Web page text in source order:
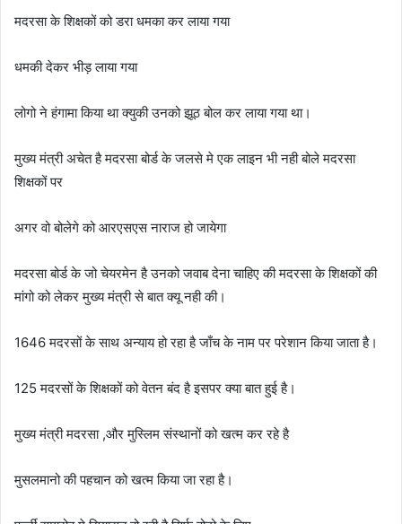
मदरसा के शिक्षकों को डरा धमका कर लाया गया
धमकी देकर भीड़ लाया गया
लोगो ने हंगामा किया था क्युकी उनको झूठ बोल कर लाया गया था।
मुख्य मंत्री अचेत है मदरसा बोर्ड के जलसे मे एक लाइन भी नही बोले मदरसा
शिक्षकों पर
अगर वो बोलेगे को आरएसएस नाराज हो जायेगा
मदरसा बोर्ड के जो चेयरमेन है उनको जवाब देना चाहिए की मदरसा के शिक्षकों की
मांगो को लेकर मुख्य मंत्री से बात क्यू नही की।
1646 मदरसों के साथ अन्याय हो रहा है जाँच के नाम पर परेशान किया जाता है।
125 मदरसों के शिक्षकों को वेतन बंद है इसपर क्या बात हुई है।
मुख्य मंत्री मदरसा ,और मुस्लिम संस्थानों को खत्म कर रहे है
मुसलमानो की पहचान को खत्म किया जा रहा है।